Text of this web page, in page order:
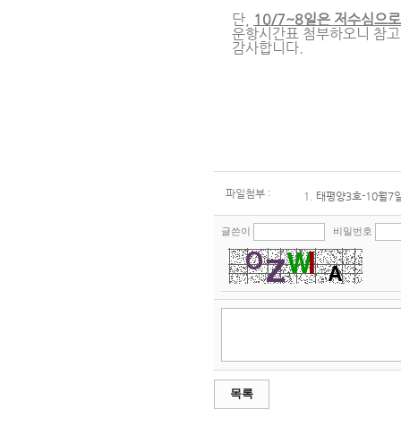
단, 10/7~8일은 저수심으
운항시간표 첨부하오니 참
감사합니다.
파일첨부 : 1. 태평양3호-10월7
글쓴이 비밀번호
목록